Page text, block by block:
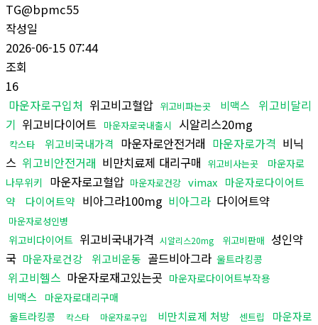
TG@bpmc55
작성일
2026-06-15 07:44
조회
16
마운자로구입처 위고비고혈압 위고비파는곳 비맥스
위고비달리
기 위고비다이어트 마운자로국내출시 시알리스20mg
칵스타 위고비국내가격 마운자로안전거래 마운자로가격 비닉
스 위고비안전거래 비만치료제 대리구매 위고비사는곳
마운자로
나무위키
마운자로고혈압 마운자로건강 vimax 마운자로다이어트
약
다이어트약 비아그라100mg 비아그라 다이어트약
마운자로성인병
위고비다이어트 위고비국내가격 시알리스20mg 위고비판매 성인약
국 마운자로건강 위고비운동 골드비아그라 울트라킹콩
위고비헬스 마운자로재고있는곳 마운자로다이어트부작용
비맥스
마운자로대리구매
울트라킹콩
칵스타 마운자로구입 비만치료제 처방 센트립
마운자로